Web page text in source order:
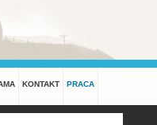
KONTAKT PRACA